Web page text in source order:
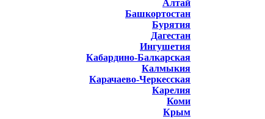
Алтай
Башкортостан
Бурятия
Дагестан
Ингушетия
Кабардино-Балкарская
Калмыкия
Карачаево-Черкесская
Карелия
Коми
Крым